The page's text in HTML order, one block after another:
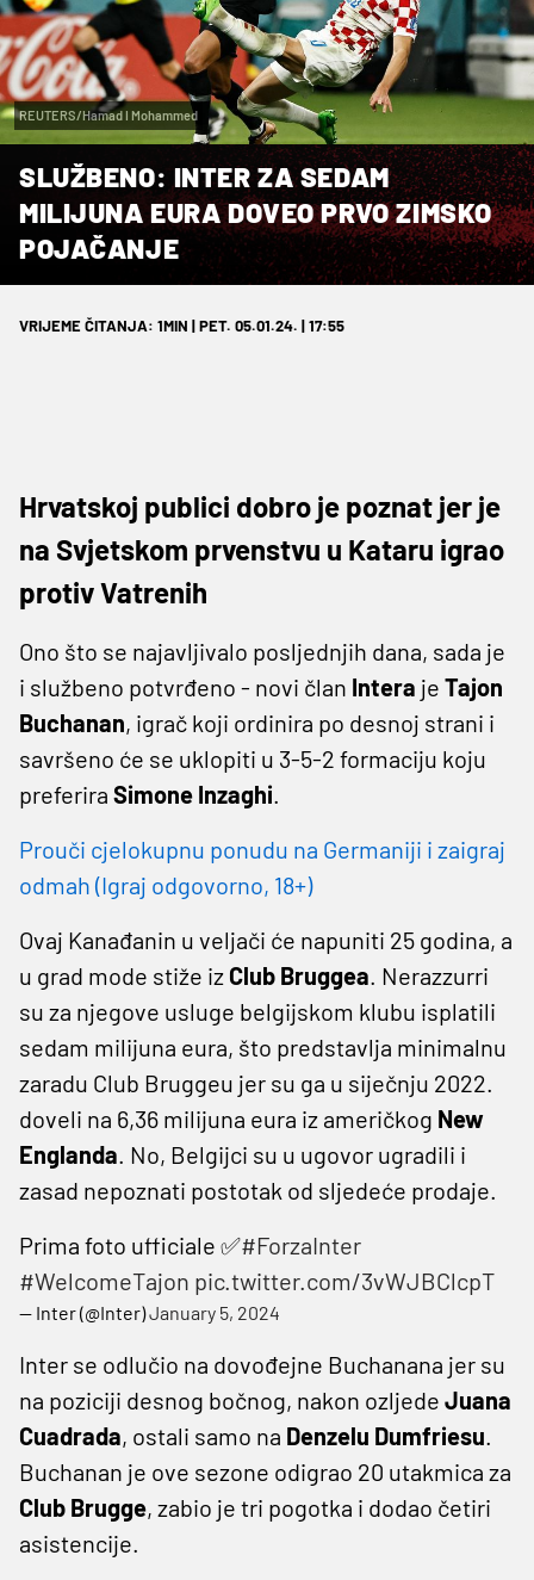
REUTERS/Hamad I Mohammed
SLUŽBENO: INTER ZA SEDAM
MILIJUNA EURA DOVEO PRVO ZIMSKO
POJAČANJE
VRIJEME ČITANJA: 1MIN | PET. 05.01.24. | 17:55
Hrvatskoj publici dobro je poznat jer je
na Svjetskom prvenstvu u Kataru igrao
protiv Vatrenih
Ono što se najavljivalo posljednjih dana, sada je
i službeno potvrđeno - novi član Intera je Tajon
Buchanan, igrač koji ordinira po desnoj strani i
savršeno će se uklopiti u 3-5-2 formaciju koju
preferira Simone Inzaghi.
Prouči cjelokupnu ponudu na Germaniji i zaigraj
odmah (Igraj odgovorno, 18+)
Ovaj Kanađanin u veljači će napuniti 25 godina, a
u grad mode stiže iz Club Bruggea. Nerazzurri
su za njegove usluge belgijskom klubu isplatili
sedam milijuna eura, što predstavlja minimalnu
zaradu Club Bruggeu jer su ga u siječnju 2022.
doveli na 6,36 milijuna eura iz američkog New
Englanda. No, Belgijci su u ugovor ugradili i
zasad nepoznati postotak od sljedeće prodaje.
Prima foto ufficiale ✅#ForzaInter
#WelcomeTajon pic.twitter.com/3vWJBClcpT
— Inter (@Inter)January 5, 2024
Inter se odlučio na dovođejne Buchanana jer su
na poziciji desnog bočnog, nakon ozljede Juana
Cuadrada, ostali samo na Denzelu Dumfriesu.
Buchanan je ove sezone odigrao 20 utakmica za
Club Brugge, zabio je tri pogotka i dodao četiri
asistencije.